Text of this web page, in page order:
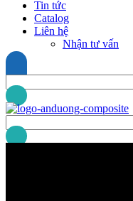
Tin tức
Catalog
Liên hệ
Nhận tư vấn